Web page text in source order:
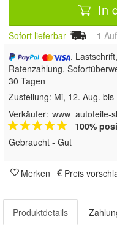
In
Sofort lieferbar 1
,
Ratenzahlung,
30 Tagen
Zustellung: Mi, 12. Aug. bis
Verkäufer: www_autoteile-
100%
Gebraucht - Gut
Merken Preis
Produktdetails